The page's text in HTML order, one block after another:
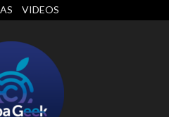
VIDEOS